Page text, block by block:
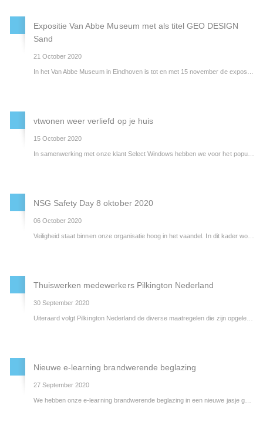
Expositie Van Abbe Museum met als titel GEO DESIGN
Sand
21 October 2020
vtwonen weer verliefd op je huis
15 October 2020
In samenwerking met onze klant Select Windows hebben we voor het populaire televisieprogramma, vtwonen ‘weer verliefd op je huis’, het glas geleverd.
NSG Safety Day 8 oktober 2020
06 October 2020
Veiligheid staat binnen onze organisatie hoog in het vaandel. In dit kader wordt op donderdag 8 oktober de jaarlijkse NSG Safety Day georganiseerd.
Thuiswerken medewerkers Pilkington Nederland
30 September 2020
Uiteraard volgt Pilkington Nederland de diverse maatregelen die zijn opgelegd vanuit de RIVM, Overheid en de NSG Group om het verspreiden van het coronavirus in te perken.
Nieuwe e-learning brandwerende beglazing
27 September 2020
We hebben onze e-learning brandwerende beglazing in een nieuwe jasje gestoken. In deze e-learning vindt u de meest recente ontwikkelingen, normen, wetgeving en nieuwe producten mbt brandwerend glas. Deze e-learning kunt u volgen via onze Learn4sure module.